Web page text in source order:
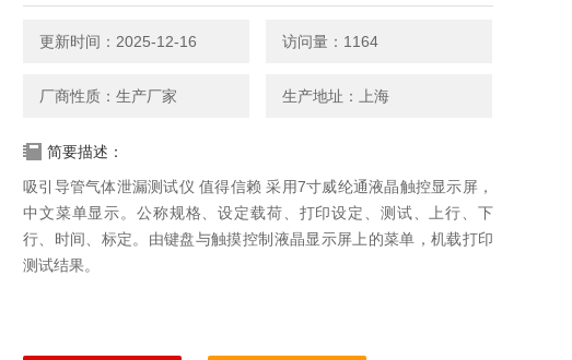
更新时间：2025-12-16 访问量：1164
厂商性质：生产厂家 生产地址：上海
简要描述：
吸引导管气体泄漏测试仪 值得信赖 采用7寸威纶通液晶触控显示屏，
中文菜单显示。公称规格、设定载荷、打印设定、测试、上行、下
行、时间、标定。由键盘与触摸控制液晶显示屏上的菜单，机载打印
测试结果。